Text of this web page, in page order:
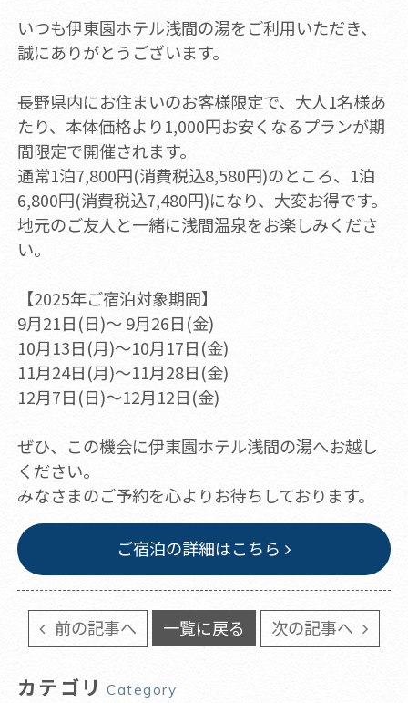
いつも伊東園ホテル浅間の湯をご利用いただき、
誠にありがとうございます。
長野県内にお住まいのお客様限定で、大人1名様あ
たり、本体価格より1,000円お安くなるプランが期
間限定で開催されます。
通常1泊7,800円(消費税込8,580円)のところ、1泊
6,800円(消費税込7,480円)になり、大変お得です。
地元のご友人と一緒に浅間温泉をお楽しみくださ
い。
【2025年ご宿泊対象期間】
9月21日(日)～ 9月26日(金)
10月13日(月)～10月17日(金)
11月24日(月)～11月28日(金)
12月7日(日)～12月12日(金)
ぜひ、この機会に伊東園ホテル浅間の湯へお越し
ください。
みなさまのご予約を心よりお待ちしております。
ご宿泊の詳細はこちら
前の記事へ 一覧に戻る 次の記事へ
カテゴリ Category